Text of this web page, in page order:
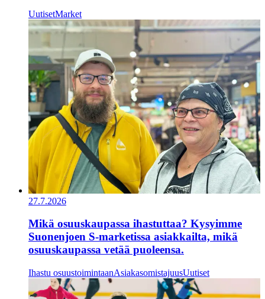
UutisetMarket
27.7.2026
Mikä osuuskaupassa ihastuttaa? Kysyimme
Suonenjoen S-marketissa asiakkailta, mikä
osuuskaupassa vetää puoleensa.
Ihastu osuustoimintaanAsiakasomistajuusUutiset